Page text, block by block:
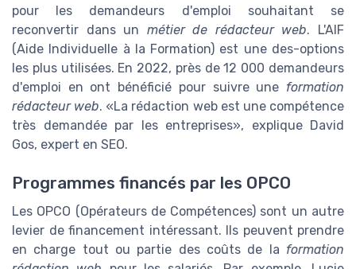
pour les demandeurs d'emploi souhaitant se
reconvertir dans un métier de rédacteur web. L'AIF
(Aide Individuelle à la Formation) est une des-options
les plus utilisées. En 2022, près de 12 000 demandeurs
d'emploi en ont bénéficié pour suivre une formation
rédacteur web.
La rédaction web est une compétence
très demandée par les entreprises , explique David
Gos, expert en SEO.
Programmes financés par les OPCO
Les OPCO (Opérateurs de Compétences) sont un autre
levier de financement intéressant. Ils peuvent prendre
en charge tout ou partie des coûts de la formation